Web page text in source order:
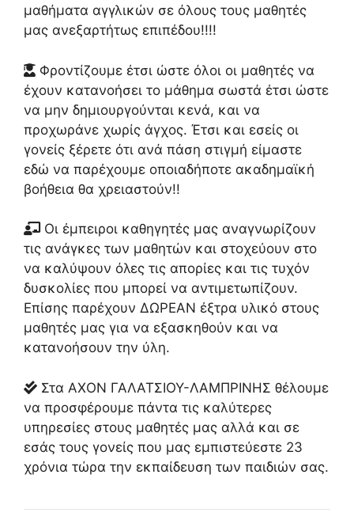
μαθήματα αγγλικών σε όλους τους μαθητές
μας ανεξαρτήτως επιπέδου!!!!
Φροντίζουμε έτσι ώστε όλοι οι μαθητές να
έχουν κατανοήσει το μάθημα σωστά έτσι ώστε
να μην δημιουργούνται κενά, και να
προχωράνε χωρίς άγχος. Έτσι και εσείς οι
γονείς ξέρετε ότι ανά πάση στιγμή είμαστε
εδώ να παρέχουμε οποιαδήποτε ακαδημαϊκή
βοήθεια θα χρειαστούν!!
Οι έμπειροι καθηγητές μας αναγνωρίζουν
τις ανάγκες των μαθητών και στοχεύουν στο
να καλύψουν όλες τις απορίες και τις τυχόν
δυσκολίες που μπορεί να αντιμετωπίζουν.
Επίσης παρέχουν ΔΩΡΕΑΝ έξτρα υλικό στους
μαθητές μας για να εξασκηθούν και να
κατανοήσουν την ύλη.
Στα ΑΧΟΝ ΓΑΛΑΤΣΙΟΥ-ΛΑΜΠΡΙΝΗΣ θέλουμε
να προσφέρουμε πάντα τις καλύτερες
υπηρεσίες στους μαθητές μας αλλά και σε
εσάς τους γονείς που μας εμπιστεύεστε 23
χρόνια τώρα την εκπαίδευση των παιδιών σας.